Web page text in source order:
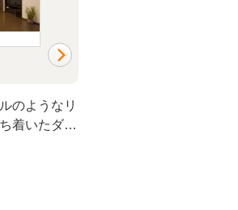
収納
のようなリ
着いたダー
ご主人こ
きり収まり